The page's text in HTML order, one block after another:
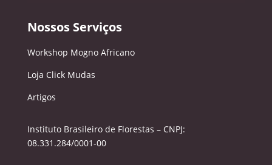
Nossos Serviços
Workshop Mogno Africano
Loja Click Mudas
Artigos
Instituto Brasileiro de Florestas – CNPJ:
08.331.284/0001-00